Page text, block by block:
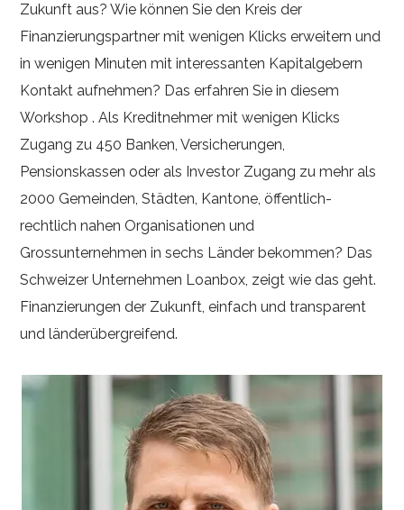
Zukunft aus? Wie können Sie den Kreis der
Finanzierungspartner mit wenigen Klicks erweitern und
in wenigen Minuten mit interessanten Kapitalgebern
Kontakt aufnehmen? Das erfahren Sie in diesem
Workshop . Als Kreditnehmer mit wenigen Klicks
Zugang zu 450 Banken, Versicherungen,
Pensionskassen oder als Investor Zugang zu mehr als
2000 Gemeinden, Städten, Kantone, öffentlich-
rechtlich nahen Organisationen und
Grossunternehmen in sechs Länder bekommen? Das
Schweizer Unternehmen Loanbox, zeigt wie das geht.
Finanzierungen der Zukunft, einfach und transparent
und länderübergreifend.